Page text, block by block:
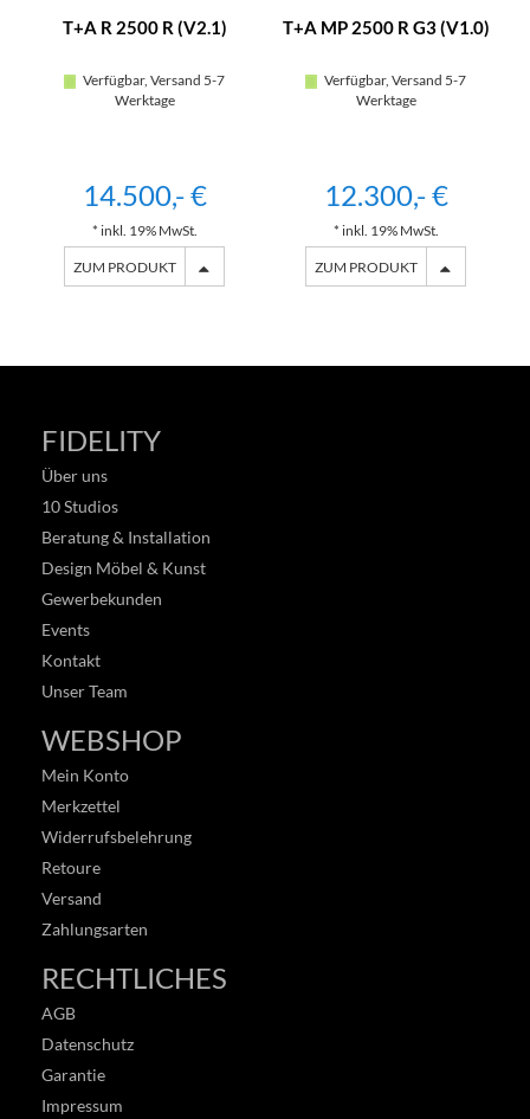
T+A R 2500 R (V2.1)
Verfügbar, Versand 5-7
Werktage
14.500,- €
* inkl. 19% MwSt.
ZUM PRODUKT
T+A MP 2500 R G3 (V1.0)
Verfügbar, Versand 5-7
Werktage
12.300,- €
* inkl. 19% MwSt.
ZUM PRODUKT
FIDELITY
Über uns
10 Studios
Beratung & Installation
Design Möbel & Kunst
Gewerbekunden
Events
Kontakt
Unser Team
WEBSHOP
Mein Konto
Merkzettel
Widerrufsbelehrung
Retoure
Versand
Zahlungsarten
RECHTLICHES
AGB
Datenschutz
Garantie
Impressum